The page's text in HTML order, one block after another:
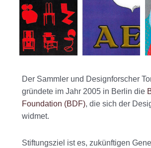
Der Sammler und Designforscher
gründete im Jahr 2005 in Berlin die
Foundation (BDF), die sich der
widmet.
Stiftungsziel ist es, zukünftigen